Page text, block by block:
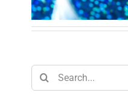
Search
for: